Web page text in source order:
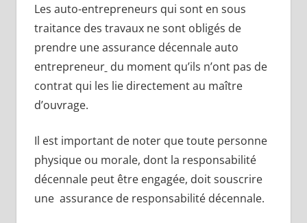
Les auto-entrepreneurs qui sont en sous
traitance des travaux ne sont obligés de
prendre une assurance décennale auto
entrepreneur du moment qu’ils n’ont pas de
contrat qui les lie directement au maître
d’ouvrage.
Il est important de noter que toute personne
physique ou morale, dont la responsabilité
décennale peut être engagée, doit souscrire
une assurance de responsabilité décennale.